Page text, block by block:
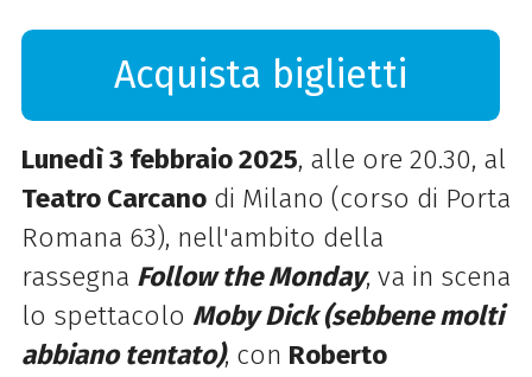
Acquista biglietti
Lunedì 3 febbraio 2025, alle ore 20.30, al
Teatro Carcanodi Milano (corso di Porta
Romana 63), nell'ambito della
rassegna Follow the Monday, va in scena
lo spettacolo Moby Dick (sebbene molti
abbiano tentato), con Roberto